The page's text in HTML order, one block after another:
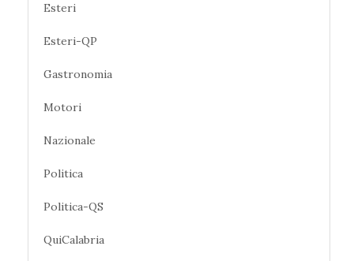
Esteri
Esteri-QP
Gastronomia
Motori
Nazionale
Politica
Politica-QS
QuiCalabria